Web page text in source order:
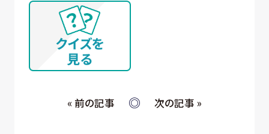
① WEBサイトの運営管理 (メールマガジン配
信、対象者の抽出を含む)
② 各種お問合せ・ご要望への対応
③ 商談・打ち合わせ・契約の履行
(ウ) 従業員・役員 (過去に従業員・役員であった者を
« 前の記事 次の記事 »